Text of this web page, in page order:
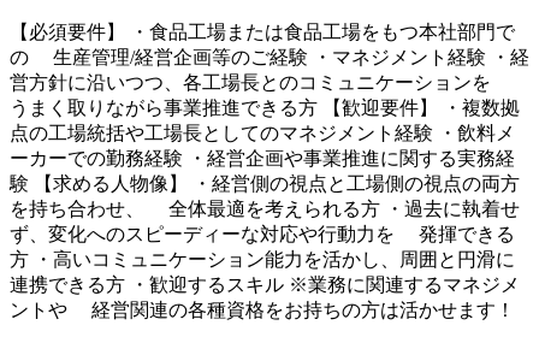
【必須要件】 ・食品工場または食品工場をもつ本社部門で
の 生産管理/経営企画等のご経験 ・マネジメント経験 ・経
営方針に沿いつつ、各工場長とのコミュニケーションを
うまく取りながら事業推進できる方 【歓迎要件】 ・複数拠
点の工場統括や工場長としてのマネジメント経験 ・飲料メ
ーカーでの勤務経験 ・経営企画や事業推進に関する実務経
験 【求める人物像】 ・経営側の視点と工場側の視点の両方
を持ち合わせ、 全体最適を考えられる方 ・過去に執着せ
ず、変化へのスピーディーな対応や行動力を 発揮できる
方 ・高いコミュニケーション能力を活かし、周囲と円滑に
連携できる方 ・歓迎するスキル ※業務に関連するマネジメ
ントや 経営関連の各種資格をお持ちの方は活かせます！